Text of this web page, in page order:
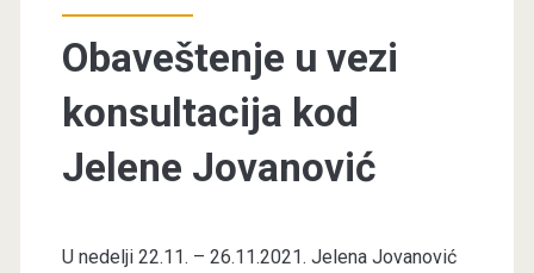
Obaveštenje u vezi
konsultacija kod
Jelene Jovanović
U nedelji 22.11. – 26.11.2021. Jelena Jovanović